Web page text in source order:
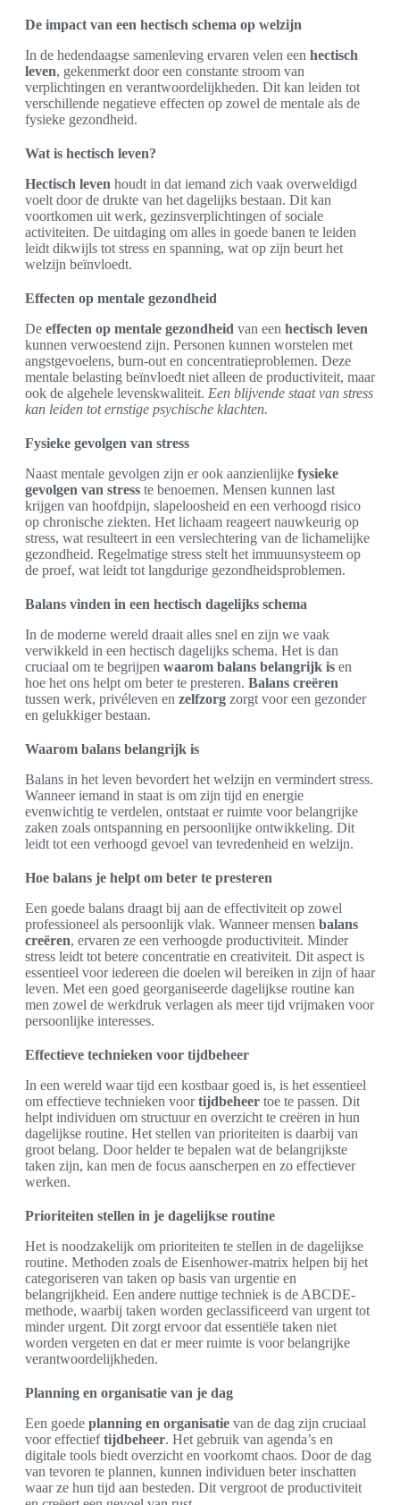
De impact van een hectisch schema op welzijn
In de hedendaagse samenleving ervaren velen een hectisch
leven, gekenmerkt door een constante stroom van
verplichtingen en verantwoordelijkheden. Dit kan leiden tot
verschillende negatieve effecten op zowel de mentale als de
fysieke gezondheid.
Wat is hectisch leven?
Hectisch leven houdt in dat iemand zich vaak overweldigd
voelt door de drukte van het dagelijks bestaan. Dit kan
voortkomen uit werk, gezinsverplichtingen of sociale
activiteiten. De uitdaging om alles in goede banen te leiden
leidt dikwijls tot stress en spanning, wat op zijn beurt het
welzijn beïnvloedt.
Effecten op mentale gezondheid
De effecten op mentale gezondheid van een hectisch leven
kunnen verwoestend zijn. Personen kunnen worstelen met
angstgevoelens, burn-out en concentratieproblemen. Deze
mentale belasting beïnvloedt niet alleen de productiviteit, maar
ook de algehele levenskwaliteit. Een blijvende staat van stress
kan leiden tot ernstige psychische klachten.
Fysieke gevolgen van stress
Naast mentale gevolgen zijn er ook aanzienlijke fysieke
gevolgen van stress te benoemen. Mensen kunnen last
krijgen van hoofdpijn, slapeloosheid en een verhoogd risico
op chronische ziekten. Het lichaam reageert nauwkeurig op
stress, wat resulteert in een verslechtering van de lichamelijke
gezondheid. Regelmatige stress stelt het immuunsysteem op
de proef, wat leidt tot langdurige gezondheidsproblemen.
Balans vinden in een hectisch dagelijks schema
In de moderne wereld draait alles snel en zijn we vaak
verwikkeld in een hectisch dagelijks schema. Het is dan
cruciaal om te begrijpen waarom balans belangrijk is en
hoe het ons helpt om beter te presteren. Balans creëren
tussen werk, privéleven en zelfzorg zorgt voor een gezonder
en gelukkiger bestaan.
Waarom balans belangrijk is
Balans in het leven bevordert het welzijn en vermindert stress.
Wanneer iemand in staat is om zijn tijd en energie
evenwichtig te verdelen, ontstaat er ruimte voor belangrijke
zaken zoals ontspanning en persoonlijke ontwikkeling. Dit
leidt tot een verhoogd gevoel van tevredenheid en welzijn.
Hoe balans je helpt om beter te presteren
Een goede balans draagt bij aan de effectiviteit op zowel
professioneel als persoonlijk vlak. Wanneer mensen balans
creëren, ervaren ze een verhoogde productiviteit. Minder
stress leidt tot betere concentratie en creativiteit. Dit aspect is
essentieel voor iedereen die doelen wil bereiken in zijn of haar
leven. Met een goed georganiseerde dagelijkse routine kan
men zowel de werkdruk verlagen als meer tijd vrijmaken voor
persoonlijke interesses.
Effectieve technieken voor tijdbeheer
In een wereld waar tijd een kostbaar goed is, is het essentieel
om effectieve technieken voortijdbeheer toe te passen. Dit
helpt individuen om structuur en overzicht te creëren in hun
dagelijkse routine. Het stellen van prioriteiten is daarbij van
groot belang. Door helder te bepalen wat de belangrijkste
taken zijn, kan men de focus aanscherpen en zo effectiever
werken.
Prioriteiten stellen in je dagelijkse routine
Het is noodzakelijk om prioriteiten te stellen in de dagelijkse
routine. Methoden zoals de Eisenhower-matrix helpen bij het
categoriseren van taken op basis van urgentie en
belangrijkheid. Een andere nuttige techniek is de ABCDE-
methode, waarbij taken worden geclassificeerd van urgent tot
minder urgent. Dit zorgt ervoor dat essentiële taken niet
worden vergeten en dat er meer ruimte is voor belangrijke
verantwoordelijkheden.
Planning en organisatie van je dag
Een goede planning en organisatie van de dag zijn cruciaal
voor effectieftijdbeheer. Het gebruik van agenda’s en
digitale tools biedt overzicht en voorkomt chaos. Door de dag
van tevoren te plannen, kunnen individuen beter inschatten
waar ze hun tijd aan besteden. Dit vergroot de productiviteit